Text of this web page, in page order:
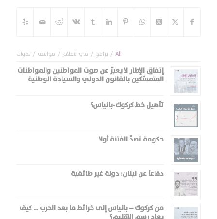
All
/ برامج / في الاعلام / مواقف / ندوات
إتفاق الإطار لا يعبّر عن صوت المواطنين والمواطنات
المتمسّكين بالقانون الدولي والسيادة الوطنية
تأهيل خط كركوك-بانياس؟
حكومة تصدّ الفتنة أولا
دفاعاً عن لبنان: دولة غير طائفية
من كركوك – بانياس إلى خرائط ما بعد الحرب … كيف
يعاد رسم الإقليم؟